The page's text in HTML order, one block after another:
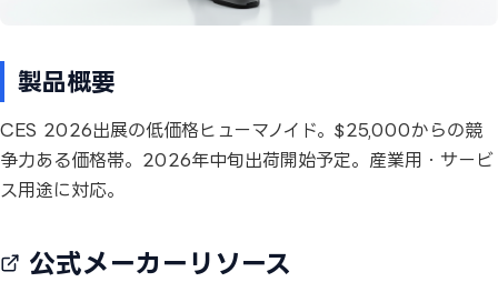
製品概要
CES 2026出展の低価格ヒューマノイド。$25,000からの競
争力ある価格帯。2026年中旬出荷開始予定。産業用・サービ
ス用途に対応。
公式メーカーリソース